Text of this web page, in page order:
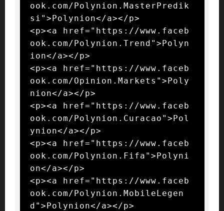
ook.com/Polynion.MasterPredik
si">Polynion</a></p>
<p><a href="https://www.faceb
ook.com/Polynion.Trend">Polyn
ion</a></p>
<p><a href="https://www.faceb
ook.com/Opinion.Markets">Poly
nion</a></p>
<p><a href="https://www.faceb
ook.com/Polynion.Curacao">Pol
ynion</a></p>
<p><a href="https://www.faceb
ook.com/Polynion.Fifa">Polyni
on</a></p>
<p><a href="https://www.faceb
ook.com/Polynion.MobileLegen
d">Polynion</a></p>